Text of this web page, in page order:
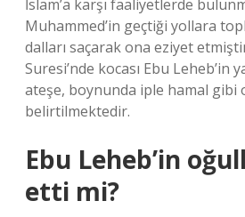
İslam’a karşı faaliyetlerde
Muhammed’in geçtiği yollara
dalları saçarak ona eziyet
Suresi’nde kocası Ebu Leheb’in
ateşe, boynunda iple hamal gibi
belirtilmektedir.
Ebu Leheb’in
etti mi?